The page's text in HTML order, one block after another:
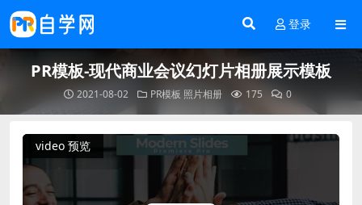
登录
PR模板-现代商业会议幻灯片相册展示模板
2021-08-02 PR模板 照片相册 175 0
video 预览